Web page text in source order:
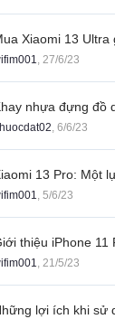
Xiaomi 13
, 27/6/23
nhựa đựng đồ
, 6/6/23
13 Pro: Một
, 5/6/23
thiệu iPhone 11
, 21/5/23
lợi ích khi sử